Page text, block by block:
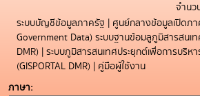
จำนว
ระบบบัญชีข้อมูลภาครัฐ | ศูนย์กลางข้อมูลเปิดภ
Government Data) ระบบฐานข้อมลูภูมิสารสนเ
DMR) | ระบบภูมิสารสนเทศประยุกต์เพื่อการบริ
(GISPORTAL DMR) | คู่มือผู้ใช้งาน
ภาษา